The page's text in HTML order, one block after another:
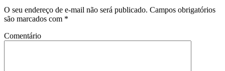
O seu endereço de e-mail não será publicado. Campos obrigatórios
são marcados com *
Comentário